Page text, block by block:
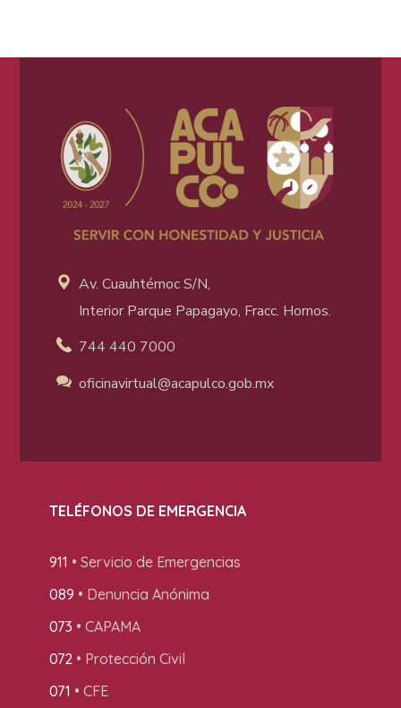
Av. Cuauhtémoc S/N,
Interior Parque Papagayo, Fracc. Hornos.
744 440 7000
oficinavirtual@acapulco.gob.mx
TELÉFONOS DE EMERGENCIA
911 • Servicio de Emergencias
089 • Denuncia Anónima
073 • CAPAMA
072• Protección Civil
071 • CFE